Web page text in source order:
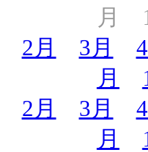
月
2月 3月
月
2月 3月
月